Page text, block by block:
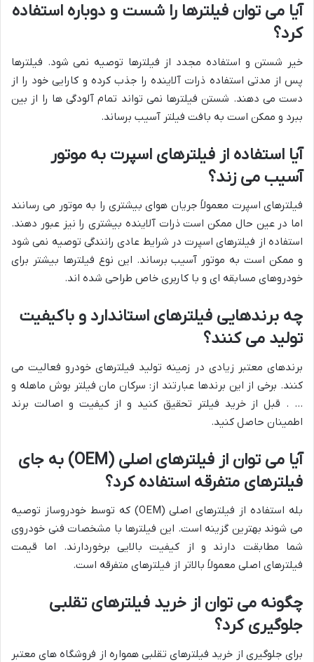
آیا می توان فیلترها را شست و دوباره استفاده
کرد؟
خیر شستن و استفاده مجدد از فیلترها توصیه نمی شود. فیلترها
پس از مدتی استفاده ذرات آلاینده را جذب کرده و کارایی خود را از
دست می دهند. شستن فیلترها نمی تواند تمام آلودگی ها را از بین
ببرد و ممکن است به بافت فیلتر آسیب برساند.
آیا استفاده از فیلترهای اسپرت به موتور
آسیب می زند؟
فیلترهای اسپرت معمولاً جریان هوای بیشتری را به موتور می رسانند
اما در عین حال ممکن است ذرات آلاینده بیشتری را نیز عبور دهند.
استفاده از فیلترهای اسپرت در شرایط عادی رانندگی توصیه نمی شود
و ممکن است به موتور آسیب برساند. این نوع فیلترها بیشتر برای
خودروهای مسابقه ای و با کاربری خاص طراحی شده اند.
چه برندهایی فیلترهای استاندارد و باکیفیت
تولید می کنند؟
برندهای معتبر زیادی در زمینه تولید فیلترهای خودرو فعالیت می
کنند. برخی از این برندها عبارتند از: سرکان مان فیلتر بوش ماهله و
… . قبل از خرید فیلتر تحقیق کنید و از کیفیت و اصالت برند
اطمینان حاصل کنید.
آیا می توان از فیلترهای اصلی (OEM) به جای
فیلترهای متفرقه استفاده کرد؟
بله استفاده از فیلترهای اصلی (OEM) که توسط خودروساز توصیه
می شوند بهترین گزینه است. این فیلترها با مشخصات فنی خودروی
شما مطابقت دارند و از کیفیت بالایی برخوردارند. اما قیمت
فیلترهای اصلی معمولاً بالاتر از فیلترهای متفرقه است.
چگونه می توان از خرید فیلترهای تقلبی
جلوگیری کرد؟
برای جلوگیری از خرید فیلترهای تقلبی همواره از فروشگاه های معتبر